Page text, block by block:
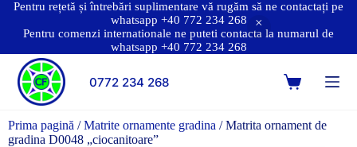
Pentru rețetă și întrebări suplimentare vă rugăm să ne contactați pe
whatsapp +40 772 234 268
Pentru comenzi internationale ne puteti contacta la numarul de
whatsapp +40 772 234 268
0772 234 268
Prima pagină /Matrite ornamente gradina / Matrita ornament de
gradina D0048 „ciocanitoare”